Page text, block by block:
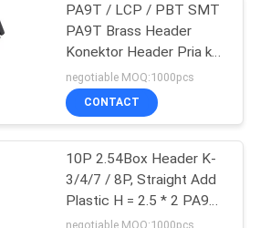
PA9T / LCP / PBT SMT
PA9T Brass Header
Konektor Header Pria ke
Konektor Kawat
negotiable MOQ:1000pcs
CONTACT
10P 2.54Box Header K-
3/4/7 / 8P, Straight Add
Plastic H = 2.5 * 2 PA9T
Black Gold Flash
negotiable MOQ:1000pcs